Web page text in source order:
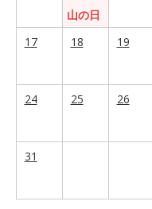
山の日
17
18 19
24 25 26
31